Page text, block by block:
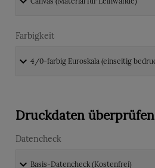
Farbigkeit
Druckdaten überprüfen
Datencheck